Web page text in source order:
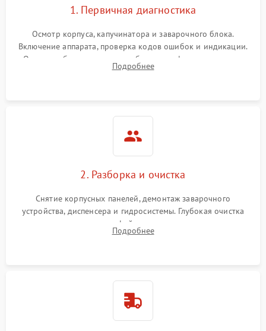
1. Первичная диагностика
Осмотр корпуса, капучинатора и заварочного блока.
Включение аппарата, проверка кодов ошибок и индикации.
Оценка работы помпы, термоблока и кофемолки на слух.
Измерение температуры и давления воды для выявления
Подробнее
2. Разборка и очистка
Снятие корпусных панелей, демонтаж заварочного
устройства, диспенсера и гидросистемы. Глубокая очистка
внутренних узлов от кофейных масел, жмыха и накипи.
Промывка дренажных каналов и фильтров с использованием
Подробнее